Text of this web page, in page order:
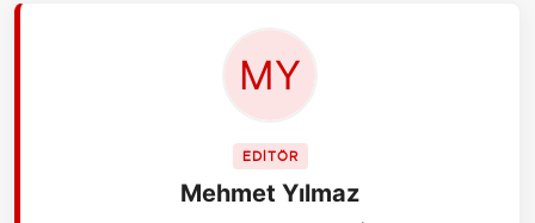
EDİTÖR
Mehmet Yılmaz